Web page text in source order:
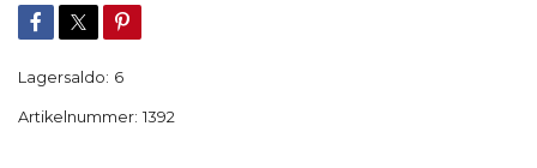
Lagersaldo: 6
Artikelnummer: 1392